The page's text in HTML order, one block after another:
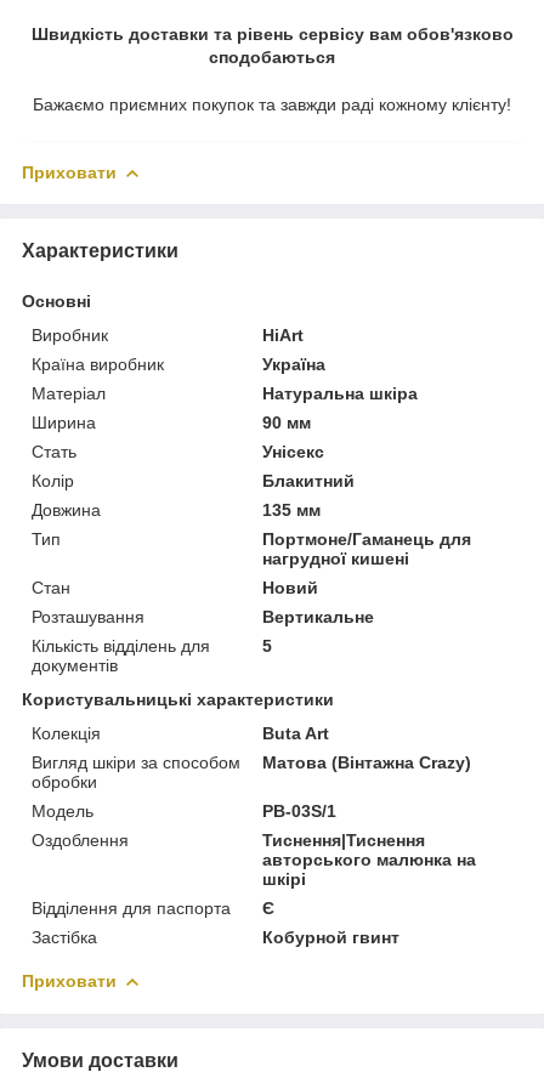
Швидкість доставки та рівень сервісу вам обов'язково
сподобаються
Бажаємо приємних покупок та завжди раді кожному клієнту!
Приховати
Характеристики
Основні
Виробник
HiArt
Країна виробник
Україна
Матеріал
Натуральна шкіра
Ширина
90 мм
Стать
Унісекс
Колір
Блакитний
Довжина
135 мм
Тип
Портмоне/Гаманець для
нагрудної кишені
Стан
Новий
Розташування
Вертикальне
Кількість відділень для
документів
5
Користувальницькі характеристики
Колекція
Buta Art
Вигляд шкіри за способом
обробки
Матова (Вінтажна Crazy)
Модель
PB-03S/1
Оздоблення
Тиснення|Тиснення
авторського малюнка на
шкірі
Відділення для паспорта
Є
Застібка
Кобурной гвинт
Приховати
Умови доставки